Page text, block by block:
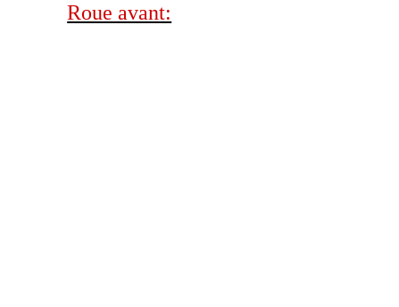
Roue avant: